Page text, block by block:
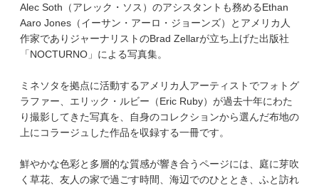
Alec Soth（アレック・ソス）のアシスタントも務めるEthan
Aaro Jones（イーサン・アーロ・ジョーンズ）とアメリカ人
作家でありジャーナリストのBrad Zellarが立ち上げた出版社
「NOCTURNO」による写真集。
ミネソタを拠点に活動するアメリカ人アーティストでフォトグ
ラファー、エリック・ルビー（Eric Ruby）が過去十年にわた
り撮影してきた写真を、自身のコレクションから選んだ布地の
上にコラージュした作品を収録する一冊です。
鮮やかな色彩と多層的な質感が響き合うページには、庭に芽吹
く草花、友人の家で過ごす時間、海辺でのひととき、ふと訪れ